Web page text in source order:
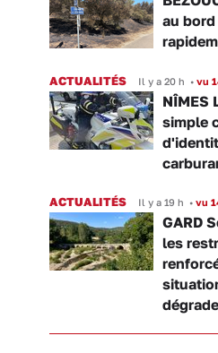
au
ACTUALITÉS Il y a 20 h • vu
NÎMES
simple
ACTUALITÉS Il y a 19 h • vu
GARD
les
dégrade